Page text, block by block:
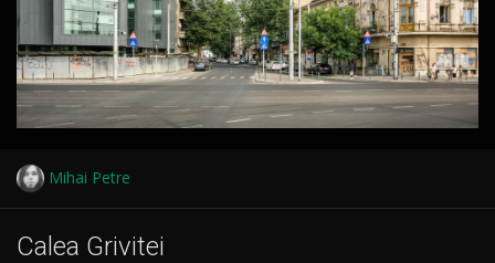
Mihai Petre
Calea Grivitei